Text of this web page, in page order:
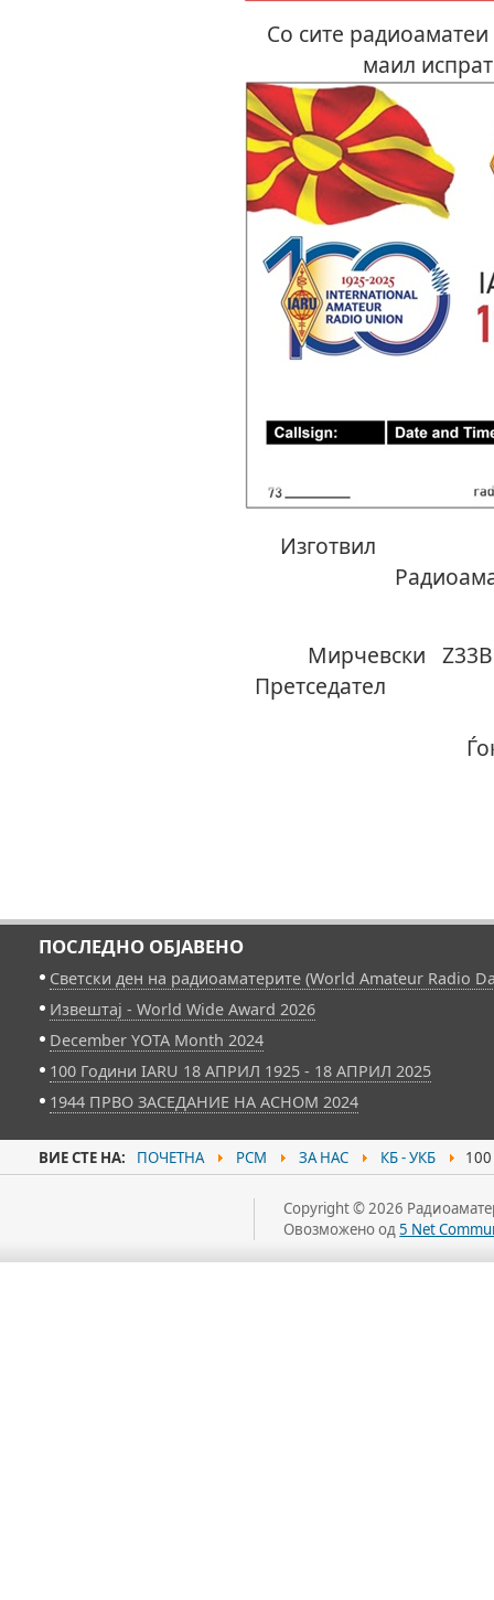
Со сите радиоаматеи
маил
Ѓоко
ПОСЛЕДНО ОБЈАВЕНО
Светски ден на радиоаматерите (World Amateur Radio
Извештај - World Wide Award 2026
December YOTA Month 2024
100 Години IARU 18 АПРИЛ 1925 - 18 АПРИЛ 2025
1944 ПРВО ЗАСЕДАНИЕ НА АСНОМ 2024
ВИЕ СТЕ НА: ПОЧЕТНА РСМ ЗА НАС КБ - УКБ
Copyright © 2026
Овозможено од5 Net